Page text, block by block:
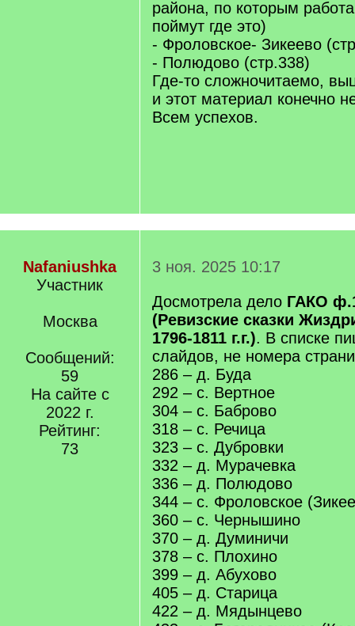
района, по которым
поймут где это)
- Фроловское- Зикеево
- Полюдово (стр.338)
Где-то сложночитаемо,
и этот материал конечно
Всем успехов.
Nafaniushka
Участник
Москва
Сообщений:
59
На сайте с
2022 г.
Рейтинг:
73
3 ноя. 2025 10:17
Досмотрела дело ГАКО
(Ревизские сказки
1796-1811 г.г.). В списке
слайдов, не номера
286 – д. Буда
292 – с. Вертное
304 – с. Баброво
318 – с. Речица
323 – с. Дубровки
332 – д. Мурачевка
336 – д. Полюдово
344 – с. Фроловское
360 – с. Чернышино
370 – д. Думиничи
378 – с. Плохино
399 – д. Абухово
405 – д. Старица
422 – д. Мядынцево